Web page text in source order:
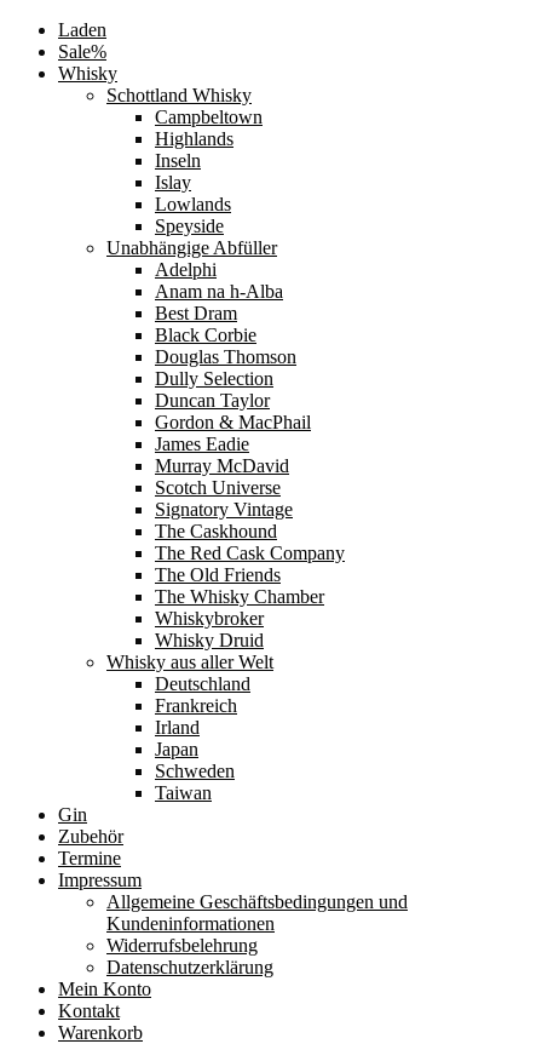
Laden
Sale%
Whisky
Schottland Whisky
Campbeltown
Highlands
Inseln
Islay
Lowlands
Speyside
Unabhängige Abfüller
Adelphi
Anam na h-Alba
Best Dram
Black Corbie
Douglas Thomson
Dully Selection
Duncan Taylor
Gordon & MacPhail
James Eadie
Murray McDavid
Scotch Universe
Signatory Vintage
The Caskhound
The Red Cask Company
The Old Friends
The Whisky Chamber
Whiskybroker
Whisky Druid
Whisky aus aller Welt
Deutschland
Frankreich
Irland
Japan
Schweden
Taiwan
Gin
Zubehör
Termine
Impressum
Allgemeine Geschäftsbedingungen und
Kundeninformationen
Widerrufsbelehrung
Datenschutzerklärung
Mein Konto
Kontakt
Warenkorb